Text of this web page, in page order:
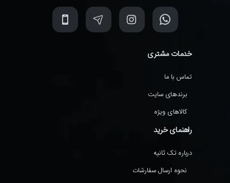
خدمات مشتری
تماس با ما
برندهای سایت
کالاهای ویژه
راهنمای خرید
درباره تک ثانیه
نحوه ارسال سفارشات